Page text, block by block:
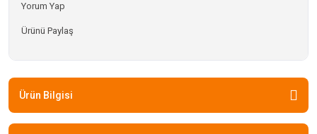
Yorum Yap
Ürünü Paylaş
Ürün Bilgisi